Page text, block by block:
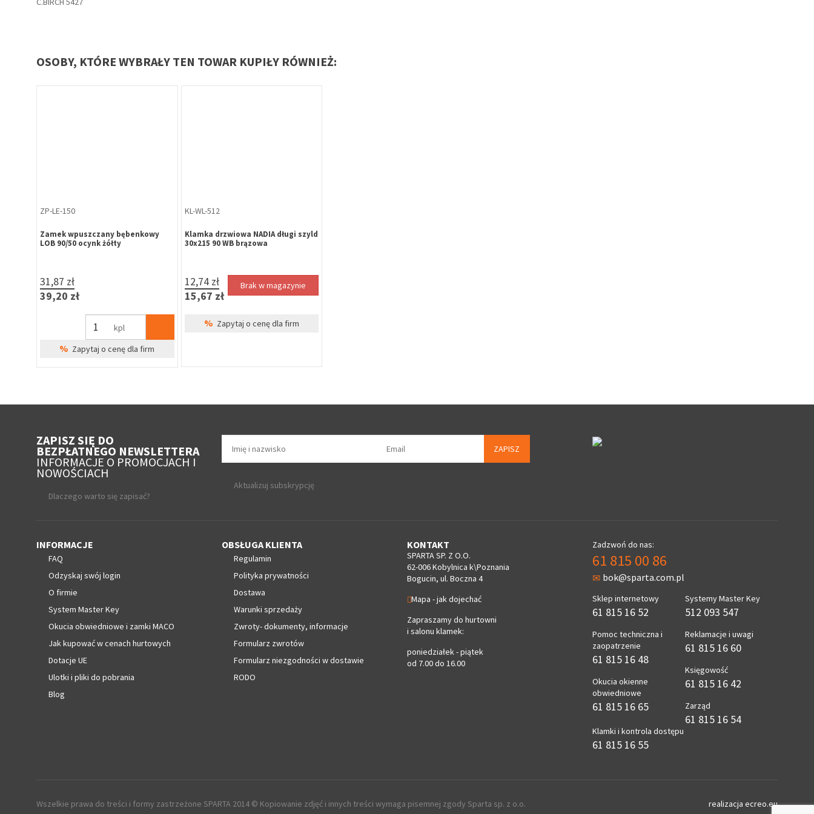
OSOBY, KTÓRE WYBRAŁY TEN TOWAR KUPIŁY RÓWNIEŻ:
ZP-LE-150
Zamek wpuszczany bębenkowy
LOB 90/50 ocynk żółty
31,87 zł
39,20 zł
kpl
% Zapytaj o cenę dla firm
KL-WL-512
Klamka drzwiowa NADIA długi szyld
30x215 90 WB brązowa
12,74 zł
15,67 zł
Brak w magazynie
% Zapytaj o cenę dla firm
ZAPISZ SIĘ DO
BEZPŁATNEGO NEWSLETTERA
INFORMACJE O PROMOCJACH I
NOWOŚCIACH
Dlaczego warto się zapisać?
ZAPISZ
Aktualizuj subskrypcję
INFORMACJE
FAQ
Odzyskaj swój login
O firmie
System Master Key
Okucia obwiedniowe i zamki MACO
Jak kupować w cenach hurtowych
Dotacje UE
Ulotki i pliki do pobrania
Blog
OBSŁUGA KLIENTA
Regulamin
Polityka prywatności
Dostawa
Warunki sprzedaży
Zwroty- dokumenty, informacje
Formularz zwrotów
Formularz niezgodności w dostawie
RODO
KONTAKT
SPARTA SP. Z O.O.
62-006 Kobylnica k\Poznania
Bogucin, ul. Boczna 4
Mapa - jak dojechać
Zapraszamy do hurtowni
i salonu klamek:
poniedziałek - piątek
od 7.00 do 16.00
Zadzwoń do nas:
61 815 00 86
bok@sparta.com.pl
Sklep internetowy
61 815 16 52
Pomoc techniczna i
zaopatrzenie
61 815 16 48
Okucia okienne
obwiedniowe
61 815 16 65
Klamki i kontrola dostępu
61 815 16 55
Systemy Master Key
512 093 547
Reklamacje i uwagi
61 815 16 60
Księgowość
61 815 16 42
Zarząd
61 815 16 54
Wszelkie prawa do treści i formy zastrzeżone SPARTA 2014 © Kopiowanie zdjęć i innych treści wymaga pisemnej zgody Sparta sp. z o.o. realizacja ecreo.eu